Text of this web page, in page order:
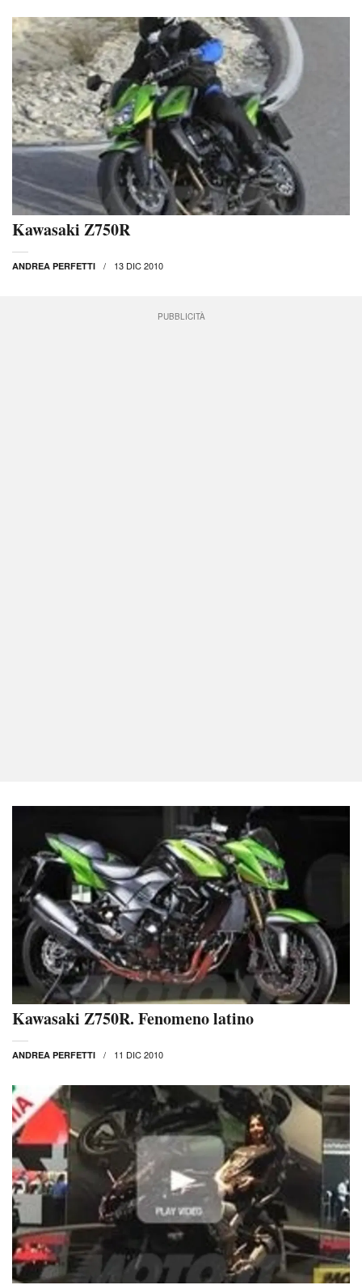
Kawasaki Z750R
ANDREA PERFETTI 13 DIC 2010
PUBBLICITÀ
Kawasaki Z750R. Fenomeno latino
ANDREA PERFETTI 11 DIC 2010